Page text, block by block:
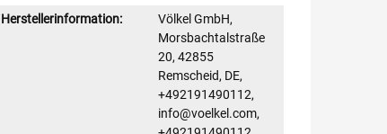
Herstellerinformation:
Völkel GmbH,
Morsbachtalstraße
20, 42855
Remscheid, DE,
+492191490112,
info@voelkel.com,